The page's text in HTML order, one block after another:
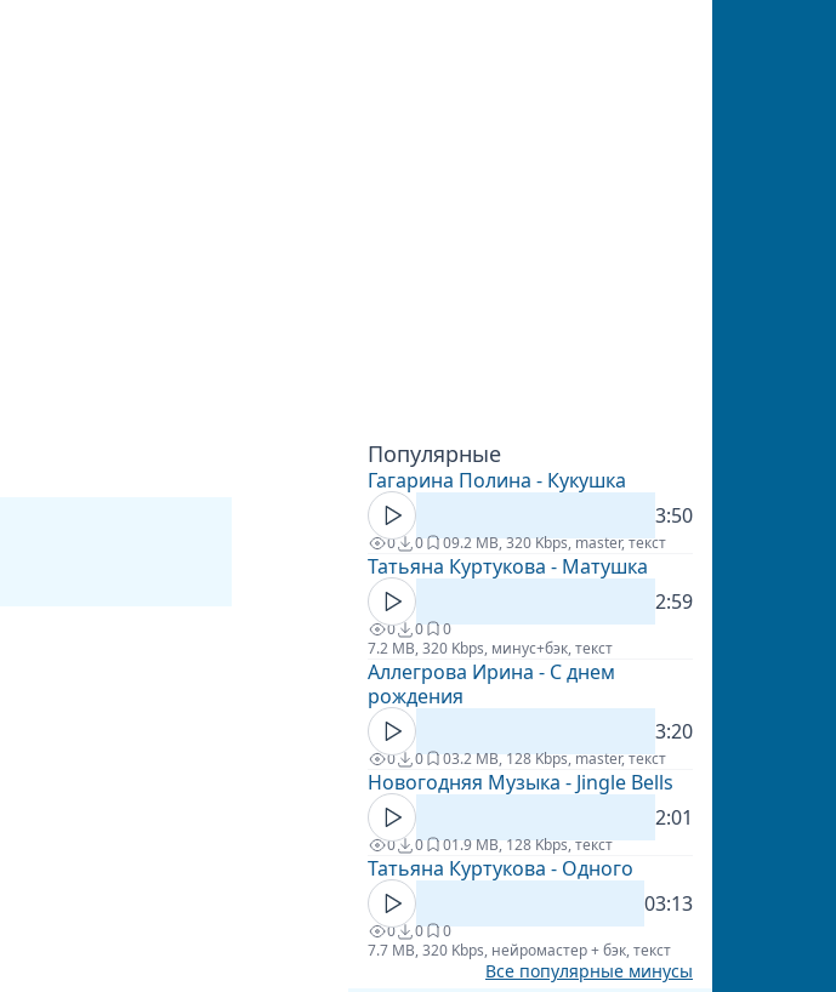
Популярные
Гагарина Полина - Кукушка
3:50
0 0 09.2 MB, 320 Kbps, master, текст
Татьяна Куртукова - Матушка
2:59
0 0
0
7.2 MB, 320 Kbps, минус+бэк, текст
Аллегрова Ирина - С днем
рождения
3:20
0 0 03.2 MB, 128 Kbps, master, текст
Новогодняя Музыка - Jingle Bells
2:01
0 0 01.9 MB, 128 Kbps, текст
Татьяна Куртукова - Одного
03:13
0 0
0
7.7 MB, 320 Kbps, нейромастер + бэк, текст
Все популярные минусы